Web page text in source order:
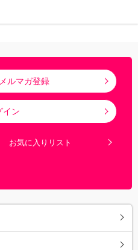
ルマガ登録
イン
お気に入りリスト